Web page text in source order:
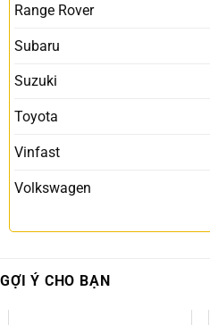
Range Rover
Subaru
Suzuki
Toyota
Vinfast
Volkswagen
GỢI Ý CHO BẠN